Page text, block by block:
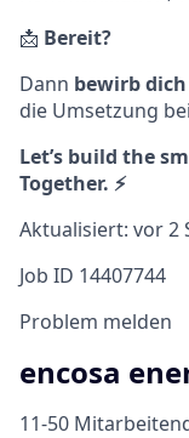
📩 Bereit?
Dann bewirb
die Umsetzung
Let’s build the
Together. ⚡
Aktualisiert: vor 2
Job ID 14407744
Problem melden
encosa
11-50